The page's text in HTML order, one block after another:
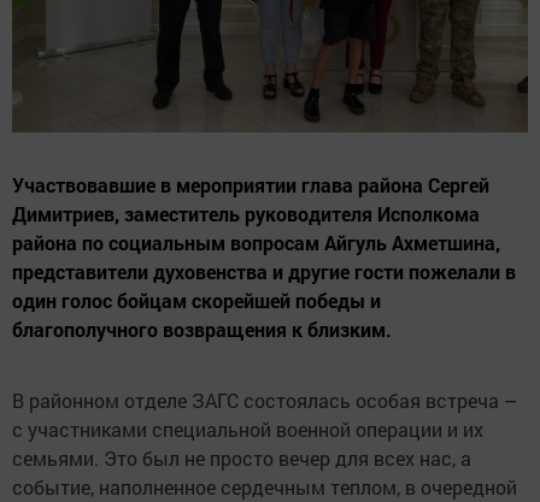
Участвовавшие в мероприятии глава района Сергей
Димитриев, заместитель руководителя Исполкома
района по социальным вопросам Айгуль Ахметшина,
представители духовенства и другие гости пожелали в
один голос бойцам скорейшей победы и
благополучного возвращения к близким.
В районном отделе ЗАГС состоялась особая встреча –
с участниками специальной военной операции и их
семьями. Это был не просто вечер для всех нас, а
событие, наполненное сердечным теплом, в очередной